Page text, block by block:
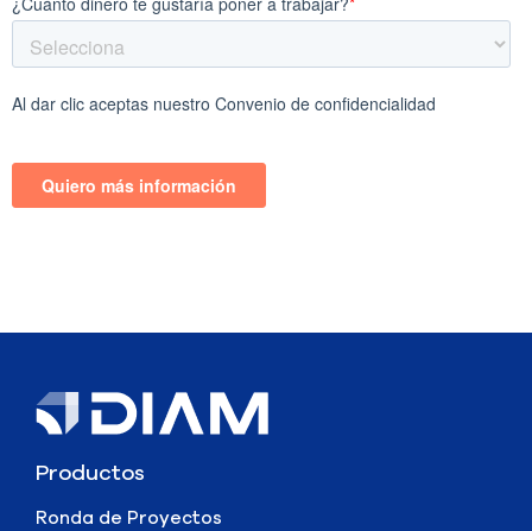
Productos
Ronda de Proyectos